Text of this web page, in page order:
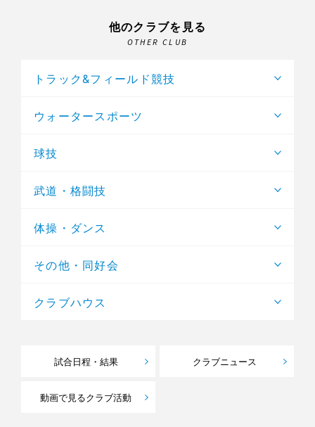
他のクラブを見る
OTHER CLUB
トラック&フィールド競技
ウォータースポーツ
球技
武道・格闘技
体操・ダンス
その他・同好会
クラブハウス
試合日程・結果 クラブニュース
動画で見るクラブ活動